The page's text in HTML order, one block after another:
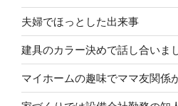
夫婦でほっとした出来事
建具のカラー決めで話し合いま
マイホームの趣味でママ友関係